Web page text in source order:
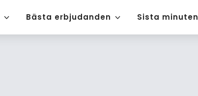
Bästa erbjudanden Sista minuten